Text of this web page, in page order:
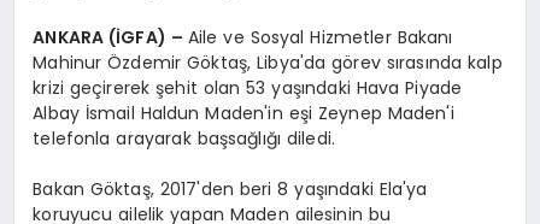
ANKARA (İGFA) – Aile ve Sosyal Hizmetler Bakanı
Mahinur Özdemir Göktaş, Libya'da görev sırasında kalp
krizi geçirerek şehit olan 53 yaşındaki Hava Piyade
Albay İsmail Haldun Maden'in eşi Zeynep Maden'i
telefonla arayarak başsağlığı diledi.
Bakan Göktaş, 2017'den beri 8 yaşındaki Ela'ya
koruyucu ailelik yapan Maden ailesinin bu